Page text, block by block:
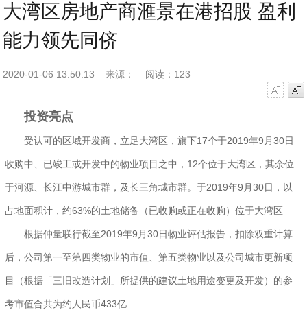
大湾区房地产商滙景在港招股 盈利
能力领先同侪
2020-01-06 13:50:13 来源：
阅读：123
投资亮点
受认可的区域开发商，立足大湾区，旗下17个于2019年9月30日
收购中、已竣工或开发中的物业项目之中，12个位于大湾区，其余位
于河源、长江中游城市群，及长三角城市群。于2019年9月30日，以
占地面积计，约63%的土地储备（已收购或正在收购）位于大湾区
根据仲量联行截至2019年9月30日物业评估报告，扣除双重计算
后，公司第一至第四类物业的市值、第五类物业以及公司城市更新项
目（根据「三旧改造计划」所提供的建议土地用途变更及开发）的参
考市值合共为约人民币433亿